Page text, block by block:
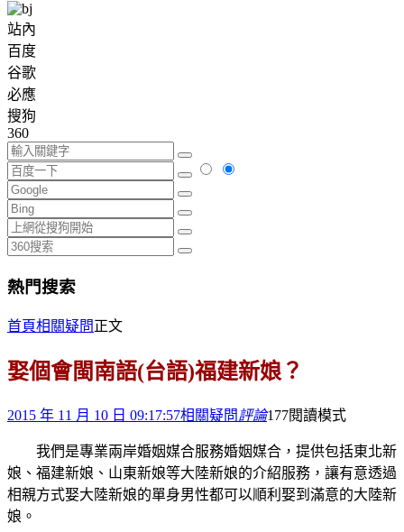
站內
百度
谷歌
必應
搜狗
360
熱門搜索
首頁相關疑問正文
娶個會閩南語(台語)福建新娘？
2015 年 11 月 10 日 09:17:57相關疑問評論177閱讀模式
我們是專業兩岸婚姻媒合服務婚姻媒合，提供包括東北新
娘、福建新娘、山東新娘等大陸新娘的介紹服務，讓有意透過
相親方式娶大陸新娘的單身男性都可以順利娶到滿意的大陸新
娘。